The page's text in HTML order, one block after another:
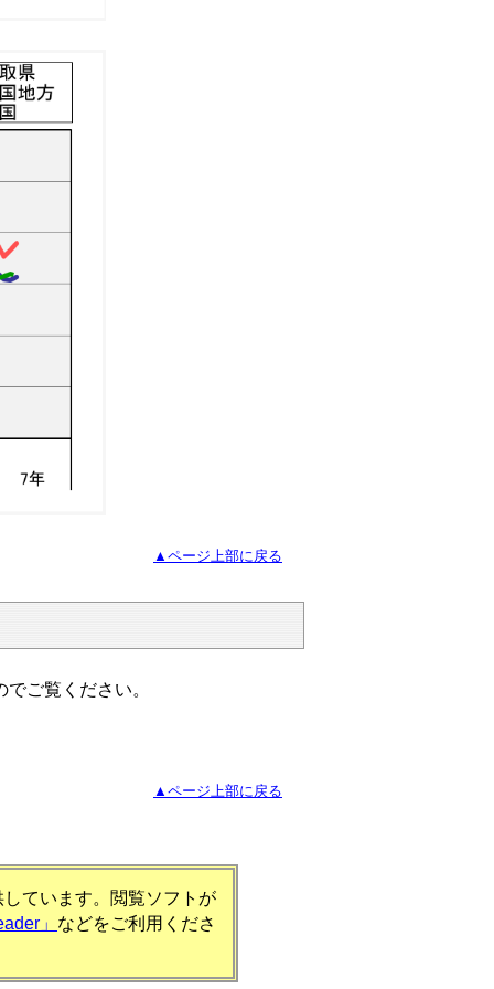
▲ページ上部に戻る
ご覧ください。
▲ページ上部に戻る
ています。閲覧ソフトが
」 などをご利用くださ